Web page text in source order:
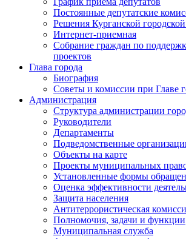
Постоянные депутатские
Решения Курганской
Интернет-приемная
Собрание граждан по
проектов
Глава города
Биография
Советы и комиссии при Главе
Администрация
Структура администрации
Руководители
Департаменты
Подведомственные
Объекты на карте
Проекты муниципальных
Установленные формы
Оценка эффективности
Защита населения
Антитеррористическая
Полномочия, задачи и функции
Муниципальная служба